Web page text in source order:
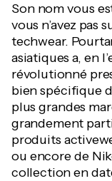
Son nom vous
vous n’avez pas
techwear.
asiatiques a, en
révolutionné
bien spécifique
plus grandes
grandement
produits
ou encore de
collection en